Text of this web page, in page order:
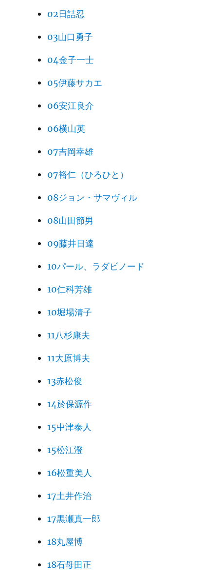
02日詰忍
03山口勇子
04金子一士
05伊藤サカエ
06安江良介
06横山英
07吉岡幸雄
07裕仁（ひろひと）
08ジョン・サマヴィル
08山田節男
09藤井日達
10パール、ラダビノード
10仁科芳雄
10堀場清子
11八杉康夫
11大原博夫
13赤松俊
14於保源作
15中津泰人
15松江澄
16松重美人
17土井作治
17黒瀬真一郎
18丸屋博
18石母田正